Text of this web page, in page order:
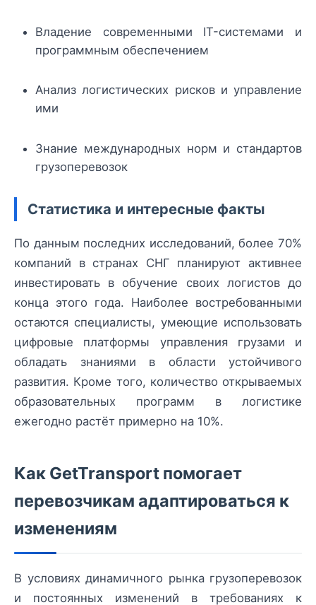
Владение современными IT-системами и
программным обеспечением
Анализ логистических рисков и управление
ими
Знание международных норм и стандартов
грузоперевозок
Статистика и интересные факты
По данным последних исследований, более 70%
компаний в странах СНГ планируют активнее
инвестировать в обучение своих логистов до
конца этого года. Наиболее востребованными
остаются специалисты, умеющие использовать
цифровые платформы управления грузами и
обладать знаниями в области устойчивого
развития. Кроме того, количество открываемых
образовательных программ в логистике
ежегодно растёт примерно на 10%.
Как GetTransport помогает
перевозчикам адаптироваться к
изменениям
В условиях динамичного рынка грузоперевозок
и постоянных изменений в требованиях к